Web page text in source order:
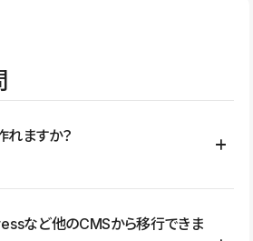
れますか？
ビスサイト、LP、採用サイト、ブロ
など他のCMSから移行できま